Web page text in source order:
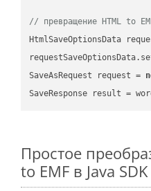
// превращение HTML to
HtmlSaveOptionsData
SaveAsRequest request =
Простое
to EMF в Java SDK